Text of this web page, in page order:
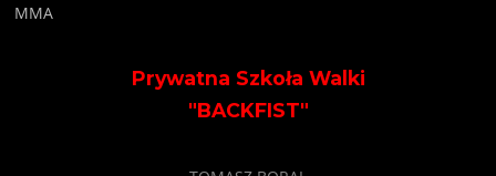
MMA
Prywatna Szkoła Walki
"BACKFIST"